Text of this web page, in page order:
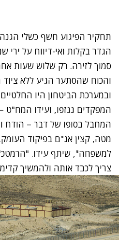
תחקיר הפיגוע חשף כשלי
הגדר בקלות ואי-דיווח על ירי
סמוך לזירה. רק שלוש שעות
והכוח שהסתער הגיע ללא
ובמערכת הביטחון היו
המפקדים ננזפו, ועידו
המחבל בסופו של דבר – הודח
מטה, קצין אג"ם בפיקוד
למשפחה", שיתף עידו.
צריך לכבד אותה ולהמשיך